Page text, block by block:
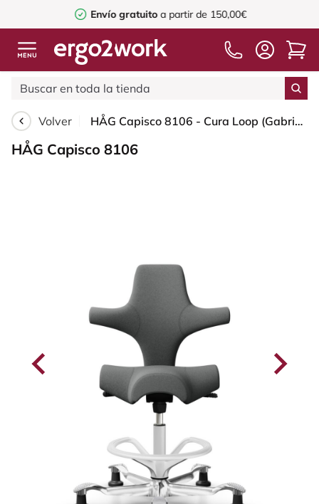
Envío gratuitoa partir de 150,00€
Volver HÅG Capisco 8106 - Cura Loop (Gabriel) - Poliéster reciclados - CLP60109 - Grey - White - 265 mm (seat height 53-79cm) - Glides
HÅG Capisco 8106